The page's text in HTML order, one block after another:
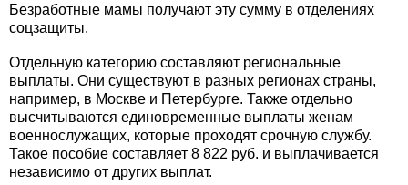
Безработные мамы получают эту сумму в отделениях
соцзащиты.
Отдельную категорию составляют региональные
выплаты. Они существуют в разных регионах страны,
например, в Москве и Петербурге. Также отдельно
высчитываются единовременные выплаты женам
военнослужащих, которые проходят срочную службу.
Такое пособие составляет 8 822 руб. и выплачивается
независимо от других выплат.